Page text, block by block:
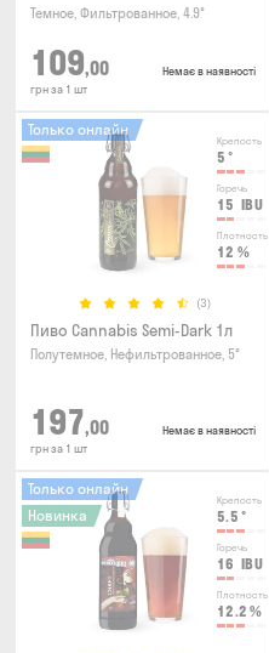
Темное, Фильтрованное, 4.9°
109,00
грн за 1 шт
Немає в наявності
Крепость
5 °
Горечь
15 IBU
Плотность
12 %
(3)
Только онлайн
Пиво Cannabis Semi-Dark 1л
Полутемное, Нефильтрованное, 5°
197,00
грн за 1 шт
Немає в наявності
Крепость
5.5 °
Горечь
16 IBU
Плотность
12.2 %
Только онлайн
Новинка